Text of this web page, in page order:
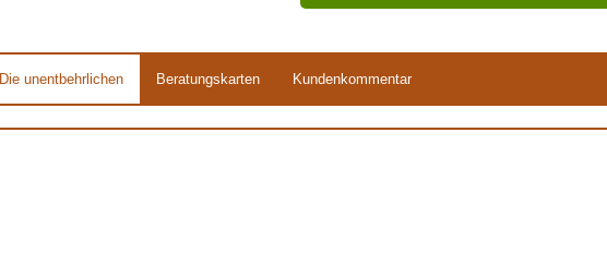
Die unentbehrlichen Beratungskarten Kundenkommentar